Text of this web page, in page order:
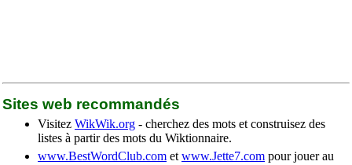
Sites web recommandés
Visitez WikWik.org - cherchez des mots et construisez des
listes à partir des mots du Wiktionnaire.
www.BestWordClub.com et www.Jette7.com pour jouer au